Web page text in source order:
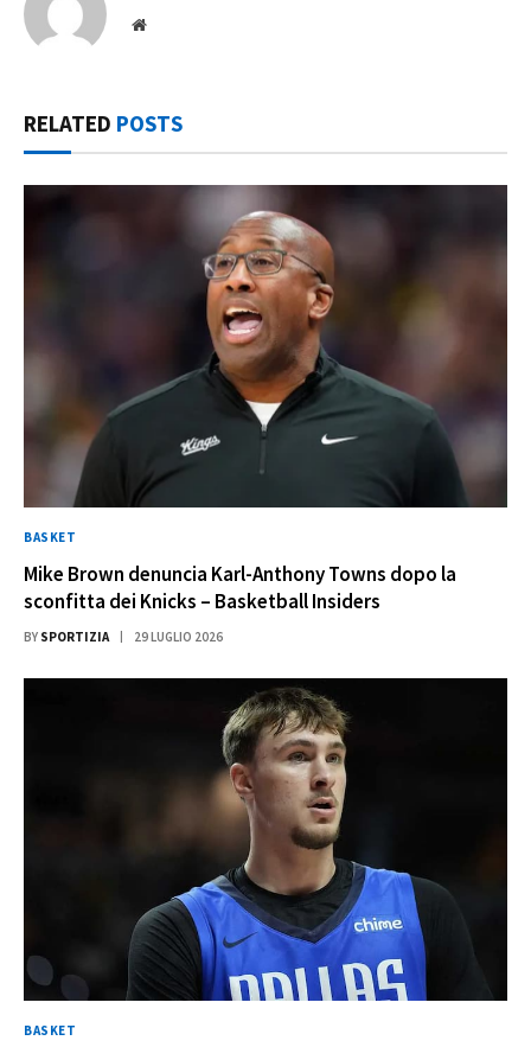
Website
RELATED POSTS
BASKET
Mike Brown denuncia Karl-Anthony Towns dopo la
sconfitta dei Knicks – Basketball Insiders
BY SPORTIZIA 29 LUGLIO 2026
BASKET